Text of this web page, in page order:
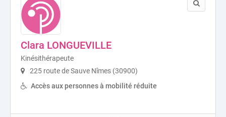
Clara LONGUEVILLE
Kinésithérapeute
225 route de Sauve Nîmes (30900)
Accès aux personnes à mobilité réduite